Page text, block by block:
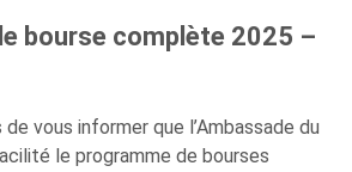
bourse complète 2025 –
de vous informer que l’Ambassade du
le programme de bourses